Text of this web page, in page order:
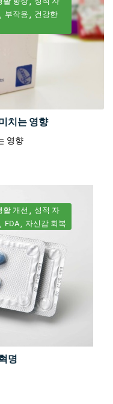
부작용
건강한
치는 영향
영향
활 개선
성적 자
FDA 자신감 회복
명